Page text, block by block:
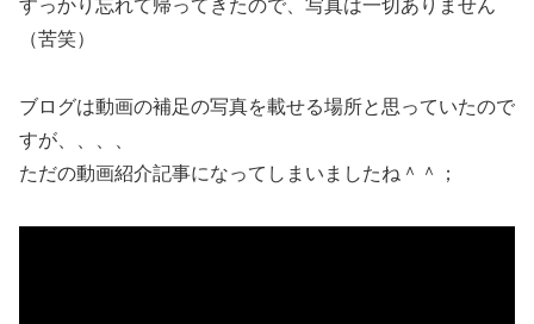
すっかり忘れて帰ってきたので、写真は一切ありません
（苦笑）
ブログは動画の補足の写真を載せる場所と思っていたので
すが、、、、
ただの動画紹介記事になってしまいましたね＾＾；